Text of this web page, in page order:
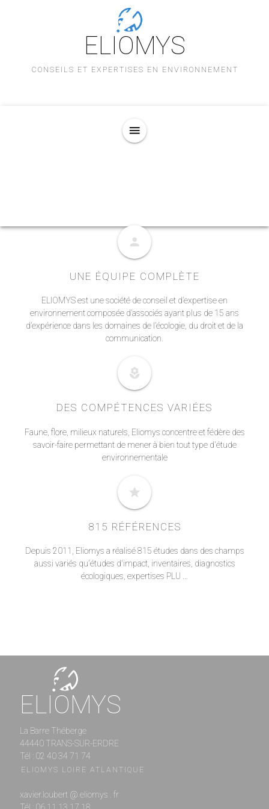
ELIOMYS
CONSEILS ET EXPERTISES EN ENVIRONNEMENT
menu
person
UNE ÉQUIPE COMPLÈTE
ELIOMYS est une société de conseil et d’expertise en
environnement composée d’associés ayant plus de 15 ans
d’expérience dans les domaines de l’écologie, du droit et de la
communication.
local_florist
DES COMPÉTENCES VARIÉES
Faune, flore, milieux naturels, Eliomys concentre et fédère des
savoir-faire permettant de mener à bien tout type d'étude
environnementale
star
815 RÉFÉRENCES
Depuis 2011, Eliomys a réalisé 815 études dans des champs
aussi variés qu'études d'impact, inventaires, diagnostics
écologiques, expertises PLU ...
ELIOMYS
La Barre Théberge
44440 TRANS-SUR-ERDRE
Tél : 02 40 34 71 74
ELIOMYS LOIRE ATLANTIQUE
xavier.loubert @ eliomys . fr